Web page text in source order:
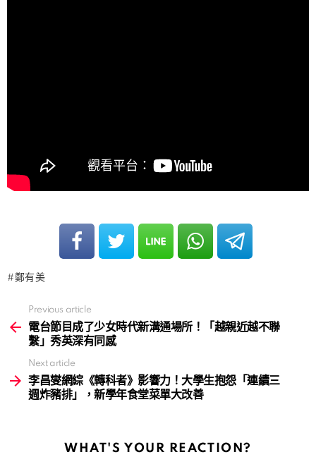
鄭有美
more
Previous article
電台節目成了少女時代新溝通場所！「越親近越不聯
繫」秀英深有同感
Next article
李昌燮網綜《轉科者》影響力！大學生抱怨「連續三
週炸豬排」，新學年食堂菜單大改善
WHAT'S YOUR REACTION?